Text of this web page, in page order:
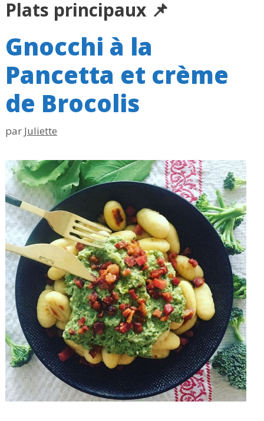
Plats principaux 📌
Gnocchi à la
Pancetta et crème
de Brocolis
par Juliette